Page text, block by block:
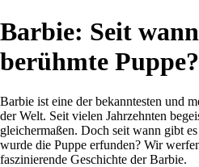
Barbie: Seit
berühmte Puppe?
Barbie ist eine der bekanntesten und
der Welt. Seit vielen Jahrzehnten
gleichermaßen. Doch seit wann gibt
wurde die Puppe erfunden? Wir
faszinierende Geschichte der Barbie.